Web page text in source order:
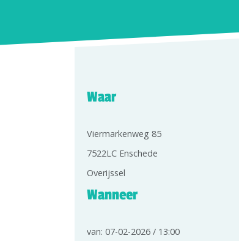
Waar
Viermarkenweg 85
7522LC Enschede
Overijssel
Wanneer
van: 07-02-2026 / 13:00